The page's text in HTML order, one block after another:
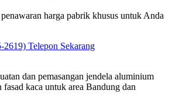
harga pabrik khusus untuk Anda
2619) Telepon Sekarang
dan pemasangan jendela aluminium
kaca untuk area Bandung dan